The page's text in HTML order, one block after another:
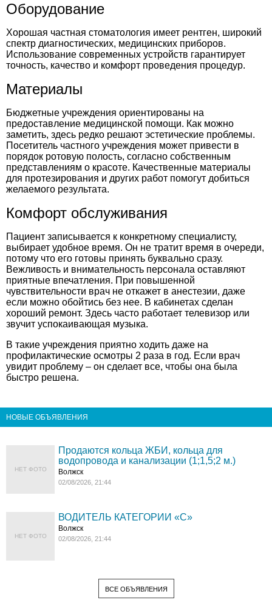
Оборудование
Хорошая частная стоматология имеет рентген, широкий
спектр диагностических, медицинских приборов.
Использование современных устройств гарантирует
точность, качество и комфорт проведения процедур.
Материалы
Бюджетные учреждения ориентированы на
предоставление медицинской помощи. Как можно
заметить, здесь редко решают эстетические проблемы.
Посетитель частного учреждения может привести в
порядок ротовую полость, согласно собственным
представлениям о красоте. Качественные материалы
для протезирования и других работ помогут добиться
желаемого результата.
Комфорт обслуживания
Пациент записывается к конкретному специалисту,
выбирает удобное время. Он не тратит время в очереди,
потому что его готовы принять буквально сразу.
Вежливость и внимательность персонала оставляют
приятные впечатления. При повышенной
чувствительности врач не откажет в анестезии, даже
если можно обойтись без нее. В кабинетах сделан
хороший ремонт. Здесь часто работает телевизор или
звучит успокаивающая музыка.
В такие учреждения приятно ходить даже на
профилактические осмотры 2 раза в год. Если врач
увидит проблему – он сделает все, чтобы она была
быстро решена.
НОВЫЕ ОБЪЯВЛЕНИЯ
НЕТ ФОТО
Продаются кольца ЖБИ, кольца для
водопровода и канализации (1;1,5;2 м.)
Волжск
02/08/2026, 21:44
НЕТ ФОТО
ВОДИТЕЛЬ КАТЕГОРИИ «C»
Волжск
02/08/2026, 21:44
ВСЕ ОБЪЯВЛЕНИЯ